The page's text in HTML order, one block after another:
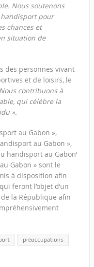
Nous soutenons
pour
chances et
situation de
des personnes vivant
et de loisirs, le
contribuons à
qui célèbre la
».
au Gabon »,
au Gabon »,
handisport au Gabon’
Gabon » sont le
à disposition afin
feront l’objet d’un
la République afin
préoccupations